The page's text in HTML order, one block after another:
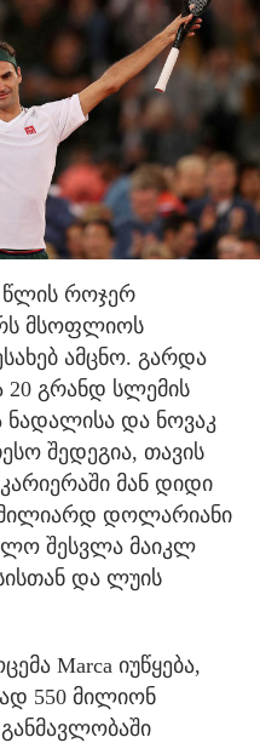
წლის როჯერ
მსოფლიოს
ამცნო. გარდა
20 გრანდ სლემის
და ნოვაკ
შედეგია, თავის
მან დიდი
დოლარიანი
შესვლა მაიკლ
და ლუის
Marca იუწყება,
550 მილიონ